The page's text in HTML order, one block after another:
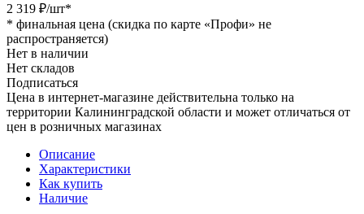
2 319 ₽/шт*
* финальная цена (скидка по карте «Профи» не
распространяется)
Нет в наличии
Нет складов
Подписаться
Цена в интернет-магазине действительна только на
территории Калининградской области и может отличаться от
цен в розничных магазинах
Описание
Характеристики
Как купить
Наличие